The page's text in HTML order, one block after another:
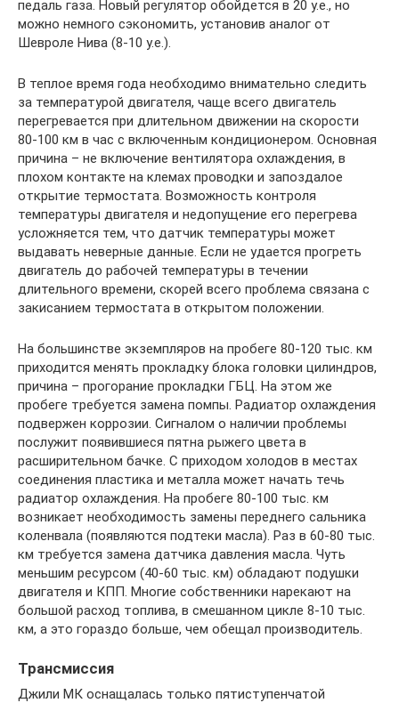
педаль газа. Новый регулятор обойдется в 20 у.е., но
можно немного сэкономить, установив аналог от
Шевроле Нива (8-10 у.е.).
В теплое время года необходимо внимательно следить
за температурой двигателя, чаще всего двигатель
перегревается при длительном движении на скорости
80-100 км в час с включенным кондиционером. Основная
причина – не включение вентилятора охлаждения, в
плохом контакте на клемах проводки и запоздалое
открытие термостата. Возможность контроля
температуры двигателя и недопущение его перегрева
усложняется тем, что датчик температуры может
выдавать неверные данные. Если не удается прогреть
двигатель до рабочей температуры в течении
длительного времени, скорей всего проблема связана с
закисанием термостата в открытом положении.
На большинстве экземпляров на пробеге 80-120 тыс. км
приходится менять прокладку блока головки цилиндров,
причина – прогорание прокладки ГБЦ. На этом же
пробеге требуется замена помпы. Радиатор охлаждения
подвержен коррозии. Сигналом о наличии проблемы
послужит появившиеся пятна рыжего цвета в
расширительном бачке. С приходом холодов в местах
соединения пластика и металла может начать течь
радиатор охлаждения. На пробеге 80-100 тыс. км
возникает необходимость замены переднего сальника
коленвала (появляются подтеки масла). Раз в 60-80 тыс.
км требуется замена датчика давления масла. Чуть
меньшим ресурсом (40-60 тыс. км) обладают подушки
двигателя и КПП. Многие собственники нарекают на
большой расход топлива, в смешанном цикле 8-10 тыс.
км, а это гораздо больше, чем обещал производитель.
Трансмиссия
Джили МК оснащалась только пятиступенчатой